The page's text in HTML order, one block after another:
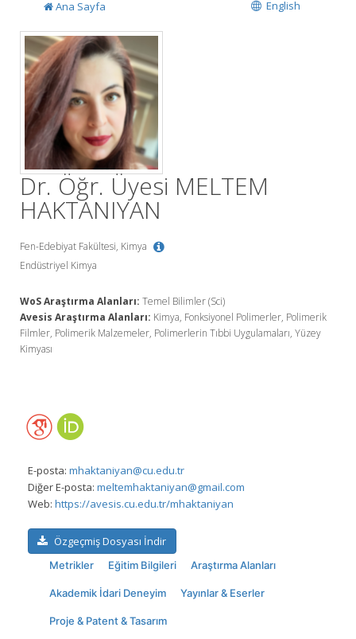
English
Ana Sayfa
Dr. Öğr. Üyesi MELTEM
HAKTANIYAN
Fen-Edebiyat Fakültesi, Kimya
Endüstriyel Kimya
WoS Araştırma Alanları: Temel Bilimler (Sci)
Avesis Araştırma Alanları: Kimya, Fonksiyonel Polimerler, Polimerik
Filmler, Polimerik Malzemeler, Polimerlerin Tıbbi Uygulamaları, Yüzey
Kimyası
E-posta: mhaktaniyan@cu.edu.tr
Diğer E-posta: meltemhaktaniyan@gmail.com
Web: https://avesis.cu.edu.tr/mhaktaniyan
Özgeçmiş Dosyası İndir
Metrikler Eğitim Bilgileri Araştırma Alanları
Akademik İdari Deneyim Yayınlar & Eserler
Proje & Patent & Tasarım